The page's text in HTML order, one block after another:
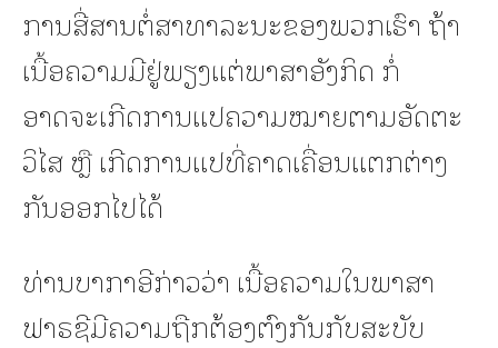
ການສື່ສານຕໍ່ສາທາລະນະຂອງພວກເຮົາ ຖ້າ
ເນື້ອຄວາມມີຢູ່ພຽງແຕ່ພາສາອັງກິດ ກໍ່
ອາດຈະເກີດການແປຄວາມໝາຍຕາມອັດຕະ
ວິໄສ ຫຼື ເກີດການແປທີ່ຄາດເຄື່ອນແຕກຕ່າງ
ກັນອອກໄປໄດ້
ທ່ານບາກາອີກ່າວວ່າ ເນື້ອຄວາມໃນພາສາ
ຟາຣຊີມີຄວາມຖືກຕ້ອງຕົງກັນກັບສະບັບ